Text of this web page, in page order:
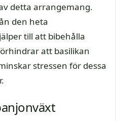
detta arrangemang.
den heta
till att bibehålla
att basilikan
stressen för dessa